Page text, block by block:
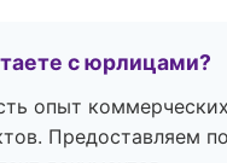
с юрлицами?
опыт коммерческих
Предоставляем